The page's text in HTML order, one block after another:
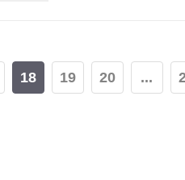
18 19 20 ...